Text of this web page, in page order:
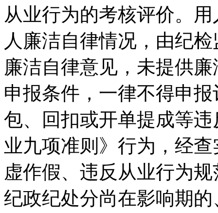
从业行为的考核评价。
人廉洁自律情况，由纪
廉洁自律意见，未提供
申报条件，一律不得申
包、回扣或开单提成等
业九项准则》行为，经
虚作假、违反从业行为
纪政纪处分尚在影响期